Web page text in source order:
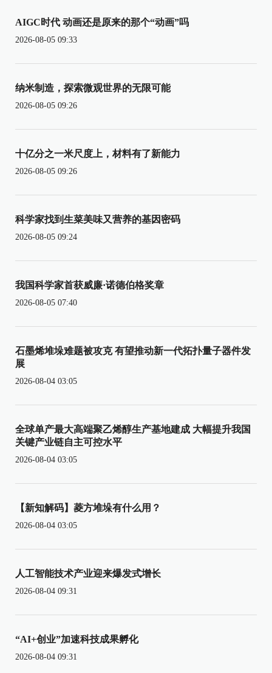
AIGC时代 动画还是原来的那个“动画”吗
2026-08-05 09:33
纳米制造，探索微观世界的无限可能
2026-08-05 09:26
十亿分之一米尺度上，材料有了新能力
2026-08-05 09:26
科学家找到生菜美味又营养的基因密码
2026-08-05 09:24
我国科学家首获威廉·诺德伯格奖章
2026-08-05 07:40
石墨烯堆垛难题被攻克 有望推动新一代拓扑量子器件发
展
2026-08-04 03:05
全球单产最大高端聚乙烯醇生产基地建成 大幅提升我国
关键产业链自主可控水平
2026-08-04 03:05
【新知解码】菱方堆垛有什么用？
2026-08-04 03:05
人工智能技术产业迎来爆发式增长
2026-08-04 09:31
“AI+创业”加速科技成果孵化
2026-08-04 09:31